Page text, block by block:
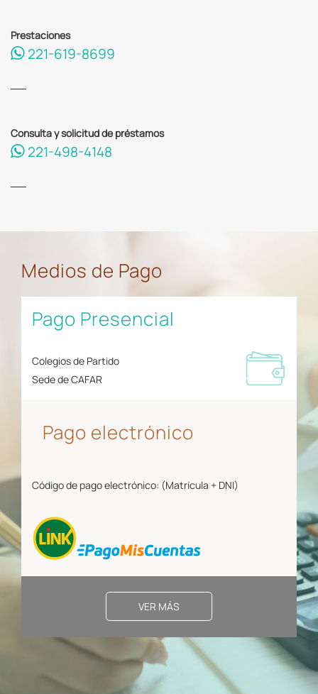
Prestaciones
221-619-8699
Consulta y solicitud de préstamos
221-498-4148
Medios de Pago
Pago Presencial
Colegios de Partido
Sede de CAFAR
Pago electrónico
Código de pago electrónico: (Matrícula + DNI)
VER MÁS